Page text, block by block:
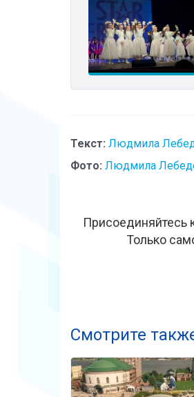
Текст: Людмила
Фото: Людмила
Присоединяйтесь
Только
Смотрите